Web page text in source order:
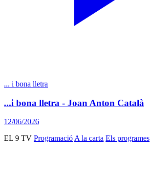
... i bona lletra
...i bona lletra - Joan Anton Català
12/06/2026
EL 9 TV Programació A la carta Els programes